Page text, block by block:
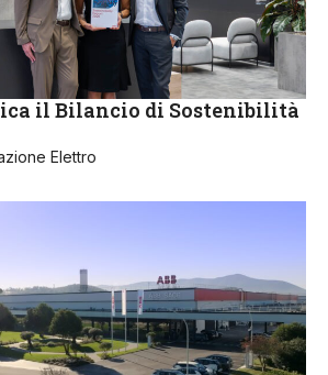
il Bilancio di Sostenibilità
Elettro